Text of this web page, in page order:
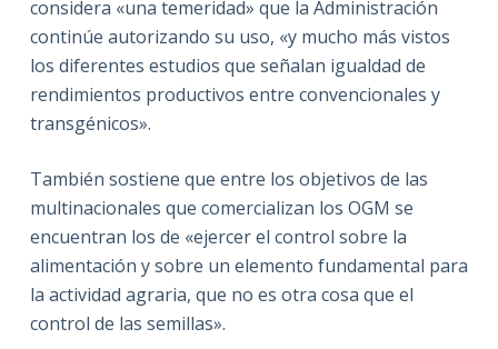
considera «una temeridad» que la Administración
continúe autorizando su uso, «y mucho más vistos
los diferentes estudios que señalan igualdad de
rendimientos productivos entre convencionales y
transgénicos».
También sostiene que entre los objetivos de las
multinacionales que comercializan los OGM se
encuentran los de «ejercer el control sobre la
alimentación y sobre un elemento fundamental para
la actividad agraria, que no es otra cosa que el
control de las semillas».